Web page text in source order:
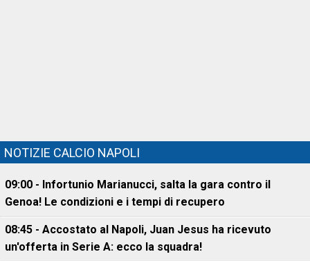
NOTIZIE CALCIO NAPOLI
09:00 - Infortunio Marianucci, salta la gara contro il
Genoa! Le condizioni e i tempi di recupero
08:45 - Accostato al Napoli, Juan Jesus ha ricevuto
un'offerta in Serie A: ecco la squadra!